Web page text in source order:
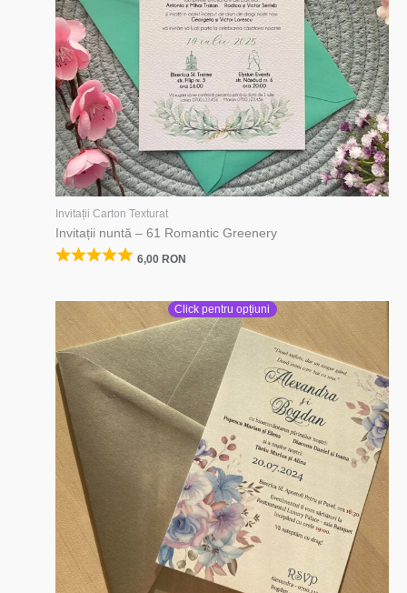
Invitații Carton Texturat
Invitații nuntă – 61 Romantic Greenery
6,00 RON
Click pentru opțiuni